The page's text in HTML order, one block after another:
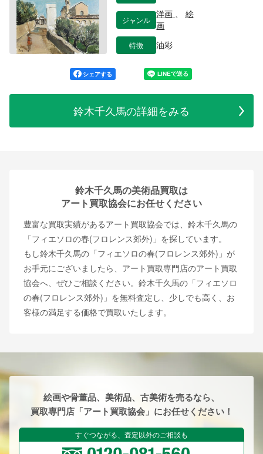
ジャンル
洋画 、絵
画
特徴 油彩
シェアする
鈴木千久馬の詳細をみる
鈴木千久馬の美術品買取は
アート買取協会にお任せください
豊富な買取実績があるアート買取協会では、鈴木千久馬の
「フィエソロの春(フロレンス郊外)」を探しています。
もし鈴木千久馬の「フィエソロの春(フロレンス郊外)」が
お手元にございましたら、アート買取専門店のアート買取
協会へ、ぜひご相談ください。鈴木千久馬の「フィエソロ
の春(フロレンス郊外)」を無料査定し、少しでも高く、お
客様の満足する価格で買取いたします。
絵画や骨董品、美術品、古美術を売るなら、
買取専門店「アート買取協会」にお任せください！
すぐつながる、査定以外のご相談も